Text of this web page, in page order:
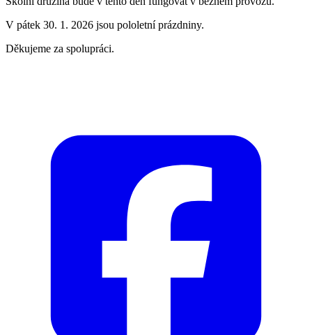
V pátek 30. 1. 2026 jsou pololetní prázdniny.
Děkujeme za spolupráci.